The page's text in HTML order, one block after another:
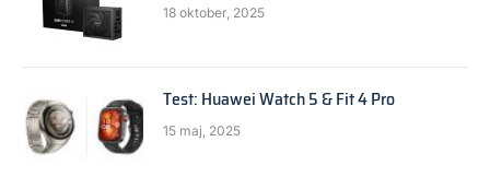
18 oktober, 2025
Test: Huawei Watch 5 & Fit 4 Pro
15 maj, 2025